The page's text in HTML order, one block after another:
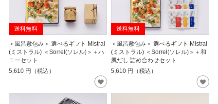
送料無料
＜風呂敷包み＞ 選べるギフト Mistral
(ミストラル) ＜Sorrel(ソレル)＞＋ハ
ニーセット
5,610 円（税込）
送料無料
＜風呂敷包み＞ 選べるギフト Mistral
(ミストラル) ＜Sorrel(ソレル)＞＋和
風だし 詰め合わせセット
5,610 円（税込）